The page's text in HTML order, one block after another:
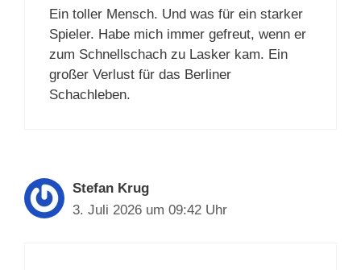
Ein toller Mensch. Und was für ein starker
Spieler. Habe mich immer gefreut, wenn er
zum Schnellschach zu Lasker kam. Ein
großer Verlust für das Berliner
Schachleben.
Stefan Krug
3. Juli 2026 um 09:42 Uhr